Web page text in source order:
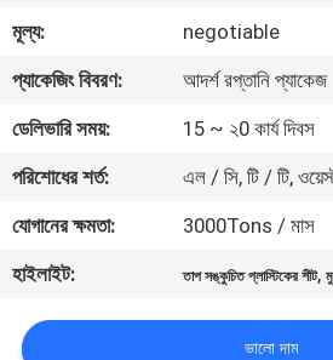
মান
নিয়ন্ত্রণ
করুন
খবর
মূল্য:
negotiable
প্যাকেজিং বিবরণ:
আদর্শ রপ্তানি প্যাকেজ
ডেলিভারি সময়:
15 ~ ২0 কার্য দিবস
পরিশোধের শর্ত:
এল / সি, টি / টি,
যোগানের ক্ষমতা:
3000Tons / মাস
হাইলাইট:
তাপ সঙ্কুচিত প্লাস্টিকের শীট,
ভালো দাম